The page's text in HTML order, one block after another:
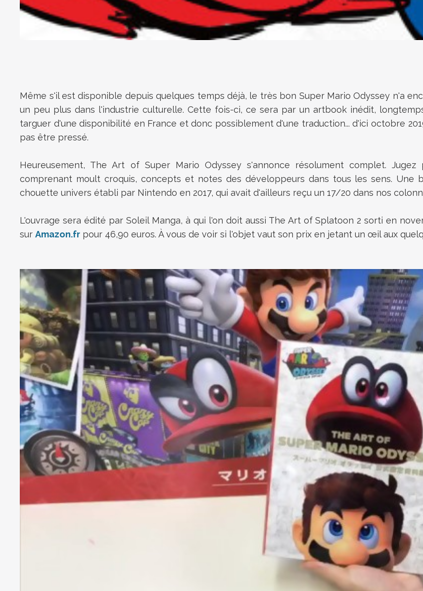
Même s'il est disponible depuis quelques temps déjà, le très bon Super Mario Odyssey n'a
un peu plus dans l'industrie culturelle. Cette fois-ci, ce sera par un artbook inédit,
targuer d'une disponibilité en France et donc possiblement d'une traduction... d'ici octobre
pas être pressé.
Heureusement, The Art of Super Mario Odyssey s'annonce résolument complet.
comprenant moult croquis, concepts et notes des développeurs dans tous les sens. Une
chouette univers établi par Nintendo en 2017, qui avait d'ailleurs reçu un 17/20 dans nos
L'ouvrage sera édité par Soleil Manga, à qui l'on doit aussi The Art of Splatoon 2 sorti en
surAmazon.fr pour 46,90 euros. À vous de voir si l'objet vaut son prix en jetant un œil aux